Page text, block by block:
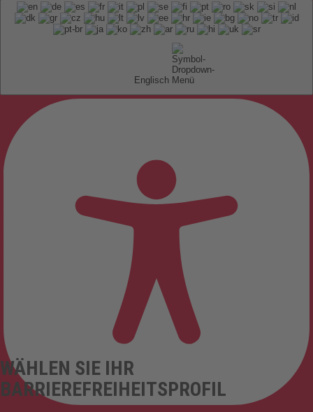
Englisch
WÄHLEN SIE IHR
BARRIEREFREIHEITSPROFIL